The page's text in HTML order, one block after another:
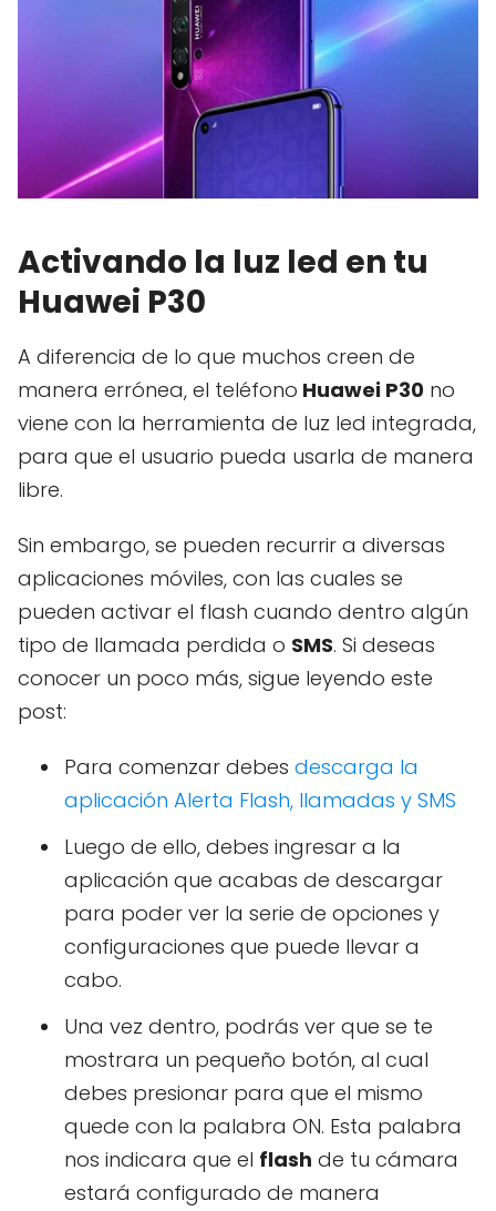
Activando la luz led en tu
Huawei P30
A diferencia de lo que muchos creen de
manera errónea, el teléfono Huawei P30 no
viene con la herramienta de luz led integrada,
para que el usuario pueda usarla de manera
libre.
Sin embargo, se pueden recurrir a diversas
aplicaciones móviles, con las cuales se
pueden activar el flash cuando dentro algún
tipo de llamada perdida o SMS. Si deseas
conocer un poco más, sigue leyendo este
post:
Para comenzar debes descarga la
aplicación Alerta Flash, llamadas y SMS
Luego de ello, debes ingresar a la
aplicación que acabas de descargar
para poder ver la serie de opciones y
configuraciones que puede llevar a
cabo.
Una vez dentro, podrás ver que se te
mostrara un pequeño botón, al cual
debes presionar para que el mismo
quede con la palabra ON. Esta palabra
nos indicara que el flash de tu cámara
estará configurado de manera